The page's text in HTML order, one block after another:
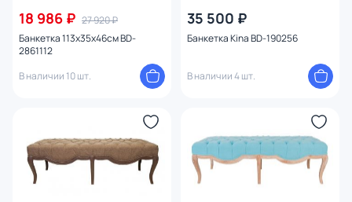
18 986 ₽ 27 920 ₽
Банкетка 113х35х46см BD-
2861112
В наличии 10 шт.
35 500 ₽
Банкетка Kina BD-190256
В наличии 4 шт.